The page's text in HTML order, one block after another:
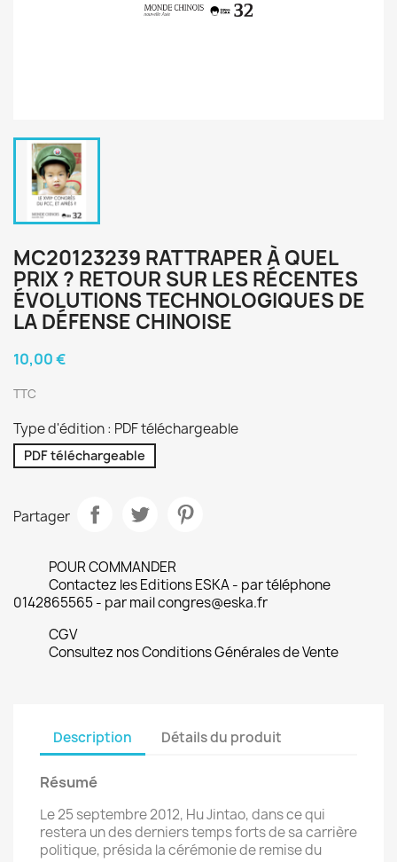
MC20123239 RATTRAPER À QUEL
PRIX ? RETOUR SUR LES RÉCENTES
ÉVOLUTIONS TECHNOLOGIQUES DE
LA DÉFENSE CHINOISE
10,00 €
TTC
Type d'édition : PDF téléchargeable
PDF téléchargeable
Partager
POUR COMMANDER
Contactez les Editions ESKA - par téléphone
0142865565 - par mail congres@eska.fr
CGV
Consultez nos Conditions Générales de Vente
Description Détails du produit
Résumé
Le 25 septembre 2012, Hu Jintao, dans ce qui
restera un des derniers temps forts de sa carrière
politique, présida la cérémonie de remise du